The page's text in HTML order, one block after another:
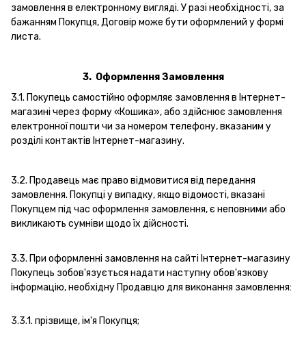
замовлення в електронному вигляді. У разі необхідності, за
бажанням Покупця, Договір може бути оформлений у формі
листа.
3. Оформлення Замовлення
3.1. Покупець самостійно оформляє замовлення в Інтернет-
магазині через форму «Кошика», або здійснює замовлення
електронної пошти чи за номером телефону, вказаним у
розділі контактів Інтернет-магазину.
3.2. Продавець має право відмовитися від передання
замовлення. Покупці у випадку, якщо відомості, вказані
Покупцем під час оформлення замовлення, є неповними або
викликають сумніви щодо їх дійсності.
3.3. При оформленні замовлення на сайті Інтернет-магазину
Покупець зобов'язується надати наступну обов'язкову
інформацію, необхідну Продавцю для виконання замовлення:
3.3.1. прізвище, ім'я Покупця;